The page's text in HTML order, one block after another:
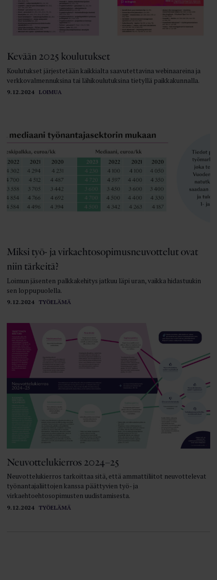
9.12.2024 LOIMUA
Kevään 2025 koulutukset
Koulutukset järjestetään kaikkialta saavutettavina webinaareina ja
verkkovalmennuksina tai lähikoulutuksina tietyllä paikkakunnalla.
9.12.2024 TYÖELÄMÄ
Miksi työ- ja virkaehtosopimusneuvottelut ovat
niin tärkeitä?
Loimun jäsenten palkkakehitys jatkuu läpi uran, vaikka hidastuukin
sen loppupuolella.
9.12.2024 TYÖELÄMÄ
Neuvottelukierros 2024–25
Neuvottelukierros tarkoittaa sitä, että ammattiliitot neuvottelevat
työnantajaliittojen kanssa päättyvien työ- ja
virkaehtoehtosopimusten uudistamisesta.